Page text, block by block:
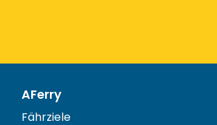
AFerry
Fährziele